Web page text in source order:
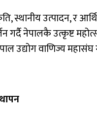
स्थानीय उत्पादन, र
गर्दै नेपालकै उत्कृष्ट
उद्योग वाणिज्य